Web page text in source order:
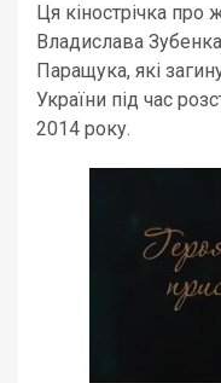
Ця кінострічка про
Владислава
Паращука, які
України під час
2014 року.